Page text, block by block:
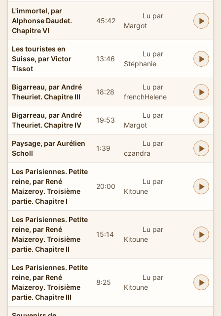
L'immortel, par
Alphonse Daudet.
Chapitre VI
45:42
Lu par
Margot
Les touristes en
Suisse, par Victor
Tissot
13:46
Lu par
Stéphanie
Bigarreau, par André
Theuriet. Chapitre III
18:28
Lu par
frenchHelene
Bigarreau, par André
Theuriet. Chapitre IV
19:53
Lu par
Margot
Paysage, par Aurélien
Scholl
1:39
Lu par
czandra
Les Parisiennes. Petite
reine, par René
Maizeroy. Troisième
partie. Chapitre I
20:00
Lu par
Kitoune
Les Parisiennes. Petite
reine, par René
Maizeroy. Troisième
partie. Chapitre II
15:14
Lu par
Kitoune
Les Parisiennes. Petite
reine, par René
Maizeroy. Troisième
partie. Chapitre III
8:25
Lu par
Kitoune